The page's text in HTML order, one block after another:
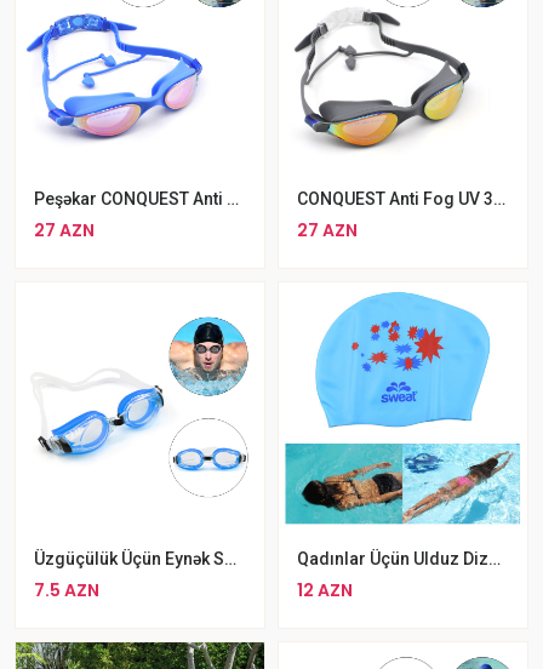
Peşəkar CONQUEST Anti Fog UV 380 Üzgüçülük Eynəyi 01
27 AZN
CONQUEST Anti Fog UV 380 Üzgüçülük Eynəyi 02
27 AZN
Üzgüçülük Üçün Eynək Swim 319AF, Silikon Üzgücülük Eynəyi Mavi
7.5 AZN
Qadınlar Üçün Ulduz Dizaynlı Uzun Saçlar Üçün Silikon Üzgüçülük Papağı
12 AZN